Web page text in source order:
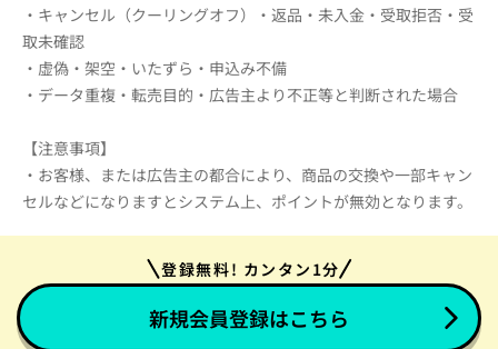
・キャンセル（クーリングオフ）・返品・未入金・受取拒否・受
取未確認
・虚偽・架空・いたずら・申込み不備
・データ重複・転売目的・広告主より不正等と判断された場合
【注意事項】
・お客様、または広告主の都合により、商品の交換や一部キャン
セルなどになりますとシステム上、ポイントが無効となります。
登録無料! カンタン1分
新規会員登録はこちら